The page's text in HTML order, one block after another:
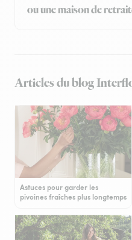
ou une maison de
Articles du blog
Astuces pour garder les
pivoines fraîches plus longtemps